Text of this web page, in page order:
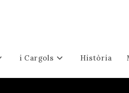
i Cargols Història